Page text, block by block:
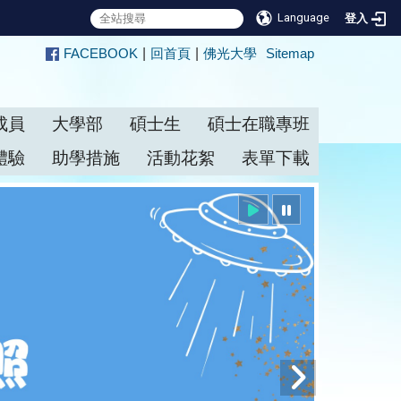
Language 登入
:::
FACEBOOK 回首頁 佛光大學 Sitemap
員 大學部 碩士生
碩士在職專班
驗
助學措施 活動花絮 表單下載